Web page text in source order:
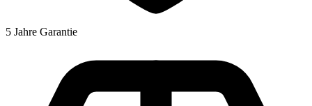
5 Jahre Garantie